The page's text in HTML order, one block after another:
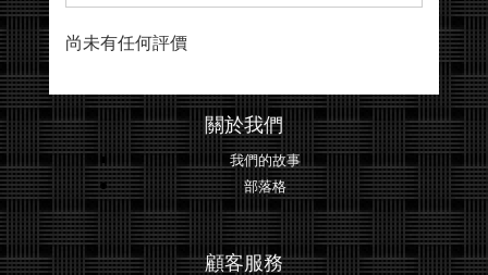
尚未有任何評價
關於我們
我們的故事
部落格
顧客服務